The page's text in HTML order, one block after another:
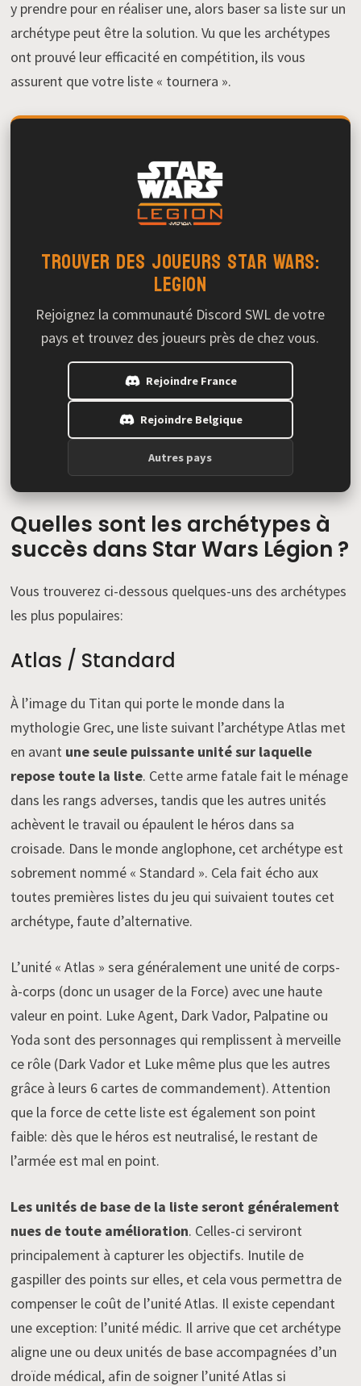
y prendre pour en réaliser une, alors baser sa liste sur un
archétype peut être la solution. Vu que les archétypes
ont prouvé leur efficacité en compétition, ils vous
assurent que votre liste « tournera ».
Trouver des joueurs Star Wars:
legion
Rejoignez la communauté Discord SWL de votre
pays et trouvez des joueurs près de chez vous.
Rejoindre France
Rejoindre Belgique
Autres pays
Quelles sont les archétypes à
succès dans Star Wars Légion ?
Vous trouverez ci-dessous quelques-uns des archétypes
les plus populaires:
Atlas / Standard
À l’image du Titan qui porte le monde dans la
mythologie Grec, une liste suivant l’archétype Atlas met
en avant une seule puissante unité sur laquelle
repose toute la liste. Cette arme fatale fait le ménage
dans les rangs adverses, tandis que les autres unités
achèvent le travail ou épaulent le héros dans sa
croisade. Dans le monde anglophone, cet archétype est
sobrement nommé « Standard ». Cela fait écho aux
toutes premières listes du jeu qui suivaient toutes cet
archétype, faute d’alternative.
L’unité « Atlas » sera généralement une unité de corps-
à-corps (donc un usager de la Force) avec une haute
valeur en point. Luke Agent, Dark Vador, Palpatine ou
Yoda sont des personnages qui remplissent à merveille
ce rôle (Dark Vador et Luke même plus que les autres
grâce à leurs 6 cartes de commandement). Attention
que la force de cette liste est également son point
faible: dès que le héros est neutralisé, le restant de
l’armée est mal en point.
Les unités de base de la liste seront généralement
nues de toute amélioration. Celles-ci serviront
principalement à capturer les objectifs. Inutile de
gaspiller des points sur elles, et cela vous permettra de
compenser le coût de l’unité Atlas. Il existe cependant
une exception: l’unité médic. Il arrive que cet archétype
aligne une ou deux unités de base accompagnées d’un
droïde médical, afin de soigner l’unité Atlas si